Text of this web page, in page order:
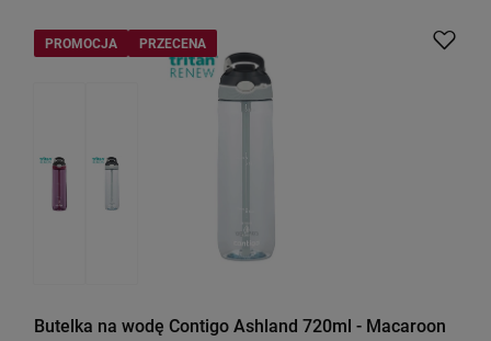
PROMOCJA PRZECENA
Butelka na wodę Contigo Ashland 720ml - Macaroon